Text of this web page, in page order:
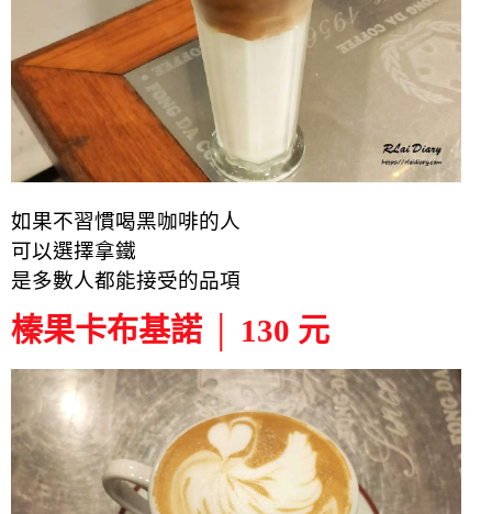
如果不習慣喝黑咖啡的人
可以選擇拿鐵
是多數人都能接受的品項
榛果卡布基諾 │ 130 元